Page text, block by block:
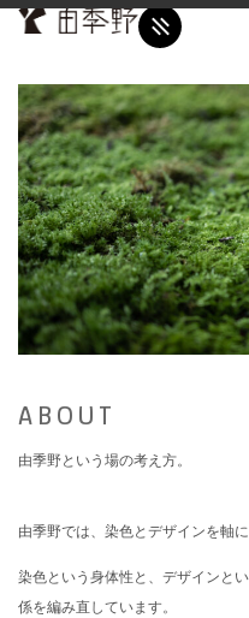
ABOUT
由季野という場の考え方。
由季野では、染色とデザインを軸
染色という身体性と、デザインと
係を編み直しています。